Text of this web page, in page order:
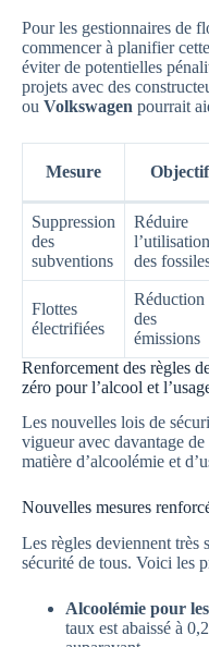
Pour les gestionnaires de
commencer à planifier
éviter de potentielles
projets avec des
ou Volkswagen pourrait
Mesure Objectif
Suppression
des
subventions
Réduire
l’utilisation
des
Flottes
électrifiées
Réduction
des
émissions
Renforcement des règles
zéro pour l’alcool et
Les nouvelles lois de
vigueur avec davantage
matière d’alcoolémie et
Nouvelles mesures
Les règles deviennent très
sécurité de tous. Voici les
Alcoolémie pour
taux est abaissé à